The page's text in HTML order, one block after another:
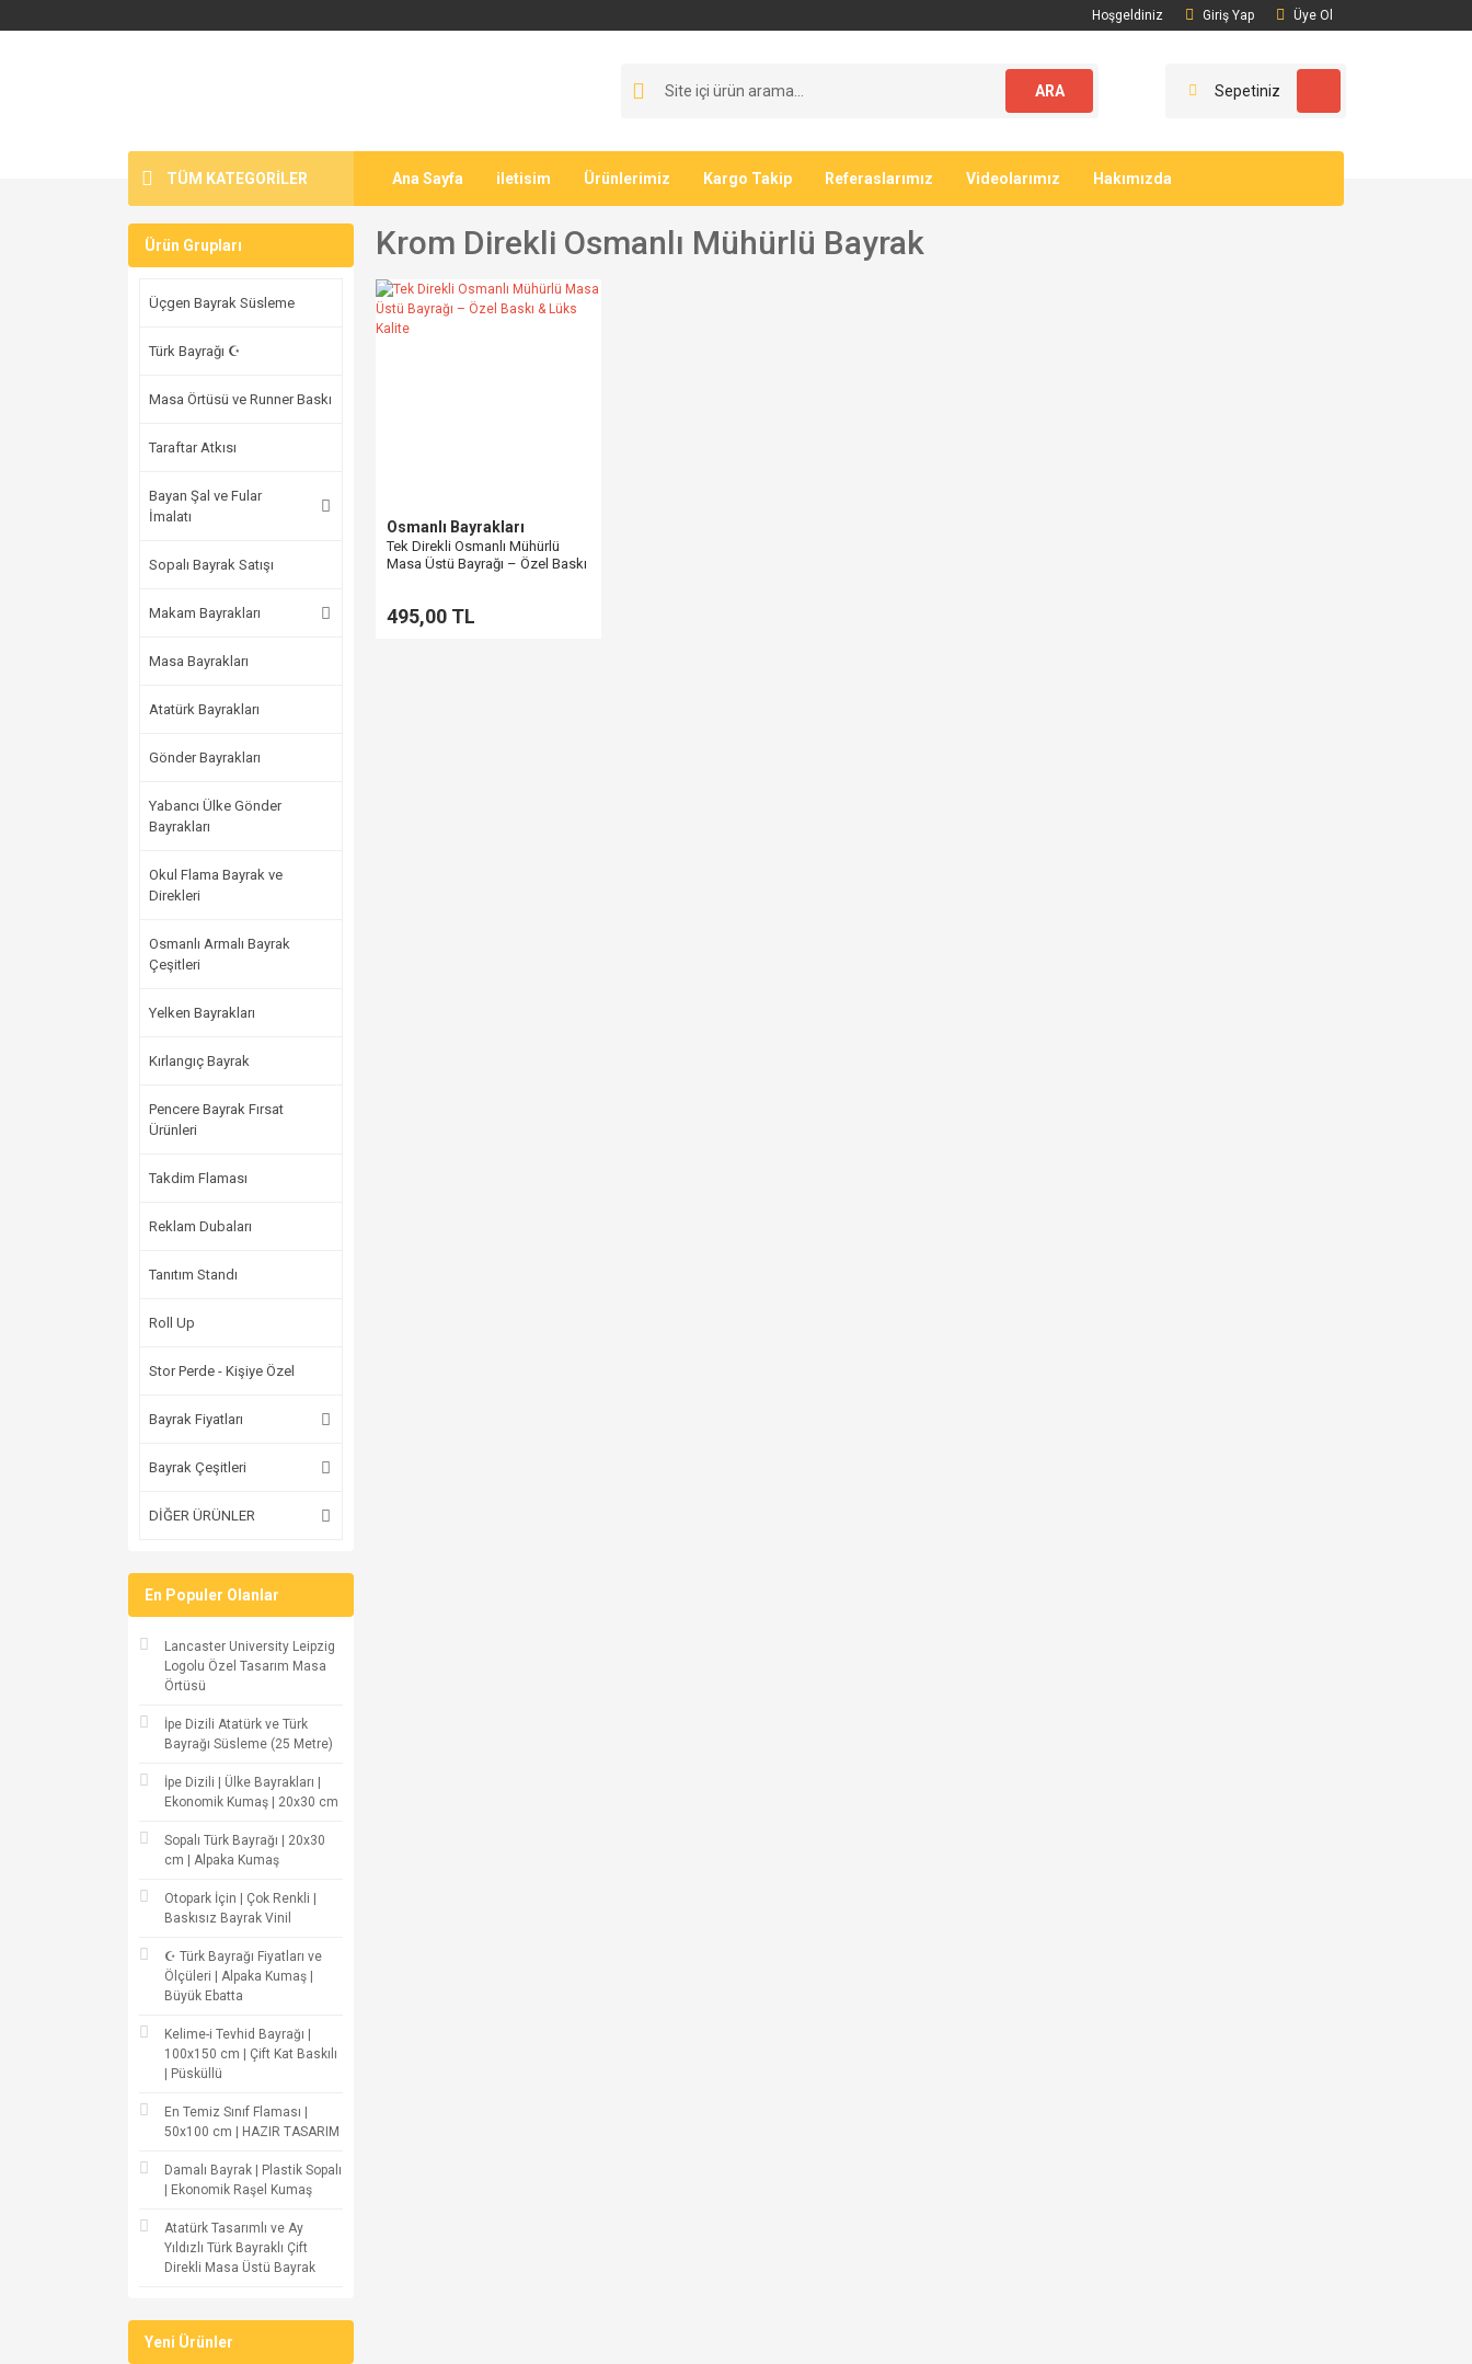
Hoşgeldiniz Giriş Yap Üye Ol
ARA Sepetiniz
TÜM KATEGORİLER Ana Sayfa iletisim Ürünlerimiz Kargo Takip Referaslarımız Videolarımız Hakımızda
Ürün Grupları
Üçgen Bayrak Süsleme
Türk Bayrağı ☪
Masa Örtüsü ve Runner Baskı
Taraftar Atkısı
Bayan Şal ve Fular
İmalatı
Sopalı Bayrak Satışı
Makam Bayrakları
Masa Bayrakları
Atatürk Bayrakları
Gönder Bayrakları
Yabancı Ülke Gönder
Bayrakları
Okul Flama Bayrak ve
Direkleri
Osmanlı Armalı Bayrak
Çeşitleri
Yelken Bayrakları
Kırlangıç Bayrak
Pencere Bayrak Fırsat
Ürünleri
Takdim Flaması
Reklam Dubaları
Tanıtım Standı
Roll Up
Stor Perde - Kişiye Özel
Bayrak Fiyatları
Bayrak Çeşitleri
DİĞER ÜRÜNLER
En Populer Olanlar
Lancaster University Leipzig
Logolu Özel Tasarım Masa
Örtüsü
İpe Dizili Atatürk ve Türk
Bayrağı Süsleme (25 Metre)
İpe Dizili | Ülke Bayrakları |
Ekonomik Kumaş | 20x30 cm
Sopalı Türk Bayrağı | 20x30
cm | Alpaka Kumaş
Otopark İçin | Çok Renkli |
Baskısız Bayrak Vinil
☪ Türk Bayrağı Fiyatları ve
Ölçüleri | Alpaka Kumaş |
Büyük Ebatta
Kelime-i Tevhid Bayrağı |
100x150 cm | Çift Kat Baskılı
| Püsküllü
En Temiz Sınıf Flaması |
50x100 cm | HAZIR TASARIM
Damalı Bayrak | Plastik Sopalı
| Ekonomik Raşel Kumaş
Atatürk Tasarımlı ve Ay
Yıldızlı Türk Bayraklı Çift
Direkli Masa Üstü Bayrak
Yeni Ürünler
Krom Direkli Osmanlı Mühürlü Bayrak
Osmanlı Bayrakları
Tek Direkli Osmanlı Mühürlü
Masa Üstü Bayrağı – Özel Baskı
495,00 TL